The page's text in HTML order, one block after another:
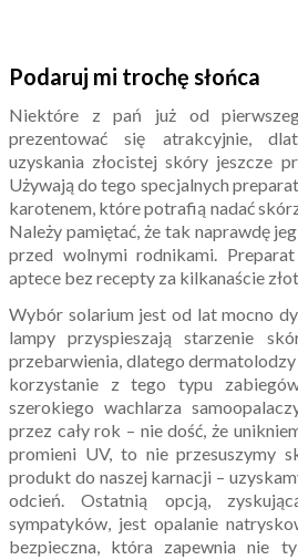
Podaruj mi trochę słońca
Niektóre z pań już od
prezentować się atrakcyjnie,
uzyskania złocistej skóry jeszcze
Używają do tego specjalnych
karotenem, które potrafią nadać
Należy pamiętać, że tak naprawdę
przed wolnymi rodnikami.
aptece bez recepty za kilkanaście
Wybór solarium jest od lat mocno
lampy przyspieszają starzenie
przebarwienia, dlatego
korzystanie z tego typu
szerokiego wachlarza
przez cały rok – nie dość, że
promieni UV, to nie przesuszymy
produkt do naszej karnacji –
odcień. Ostatnią opcją,
sympatyków, jest opalanie
bezpieczna, która zapewnia nie